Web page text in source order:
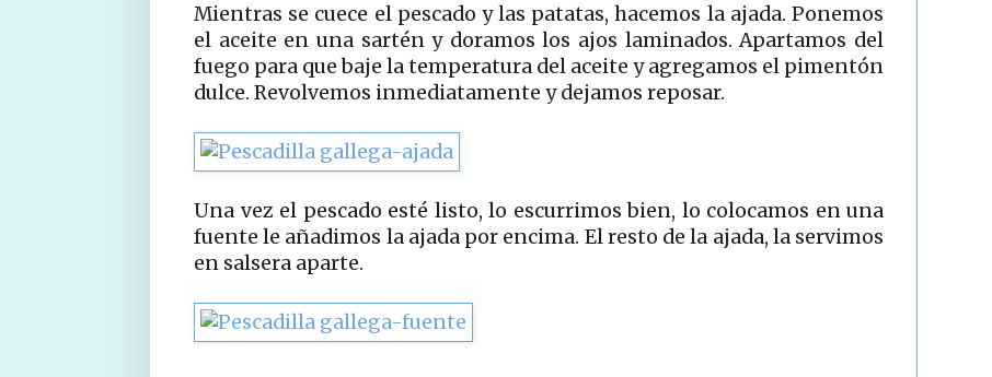
Mientras se cuece el pescado y las patatas, hacemos la ajada. Ponemos
el aceite en una sartén y doramos los ajos laminados. Apartamos del
fuego para que baje la temperatura del aceite y agregamos el pimentón
dulce. Revolvemos inmediatamente y dejamos reposar.
Una vez el pescado esté listo, lo escurrimos bien, lo colocamos en una
fuente le añadimos la ajada por encima. El resto de la ajada, la servimos
en salsera aparte.